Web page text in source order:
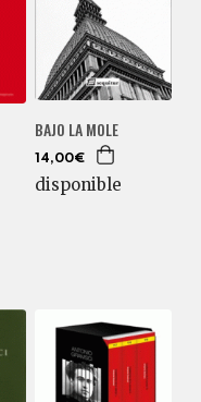
BAJO LA MOLE
14,00€
disponible